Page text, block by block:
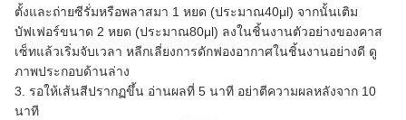
ตั้งและถ่ายซีรั่มหรือพลาสมา 1 หยด (ประมาณ40μl) จากนั้นเติม
บัฟเฟอร์ขนาด 2 หยด (ประมาณ80μl) ลงในชิ้นงานตัวอย่างของคาส
เซ็ทแล้วเริ่มจับเวลา หลีกเลี่ยงการดักฟองอากาศในชิ้นงานอย่างดี ดู
ภาพประกอบด้านล่าง
3. รอให้เส้นสีปรากฏขึ้น อ่านผลที่ 5 นาที อย่าตีความผลหลังจาก 10
นาที